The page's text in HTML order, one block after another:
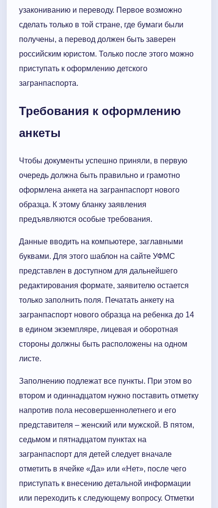
узакониванию и переводу. Первое возможно
сделать только в той стране, где бумаги были
получены, а перевод должен быть заверен
российским юристом. Только после этого можно
приступать к оформлению детского
загранпаспорта.
Требования к оформлению
анкеты
Чтобы документы успешно приняли, в первую
очередь должна быть правильно и грамотно
оформлена анкета на загранпаспорт нового
образца. К этому бланку заявления
предъявляются особые требования.
Данные вводить на компьютере, заглавными
буквами. Для этого шаблон на сайте УФМС
представлен в доступном для дальнейшего
редактирования формате, заявителю остается
только заполнить поля. Печатать анкету на
загранпаспорт нового образца на ребенка до 14
в едином экземпляре, лицевая и оборотная
стороны должны быть расположены на одном
листе.
Заполнению подлежат все пункты. При этом во
втором и одиннадцатом нужно поставить отметку
напротив пола несовершеннолетнего и его
представителя – женский или мужской. В пятом,
седьмом и пятнадцатом пунктах на
загранпаспорт для детей следует вначале
отметить в ячейке «Да» или «Нет», после чего
приступать к внесению детальной информации
или переходить к следующему вопросу. Отметки